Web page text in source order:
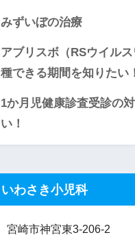
みずいぼの治療
アブリスボ（RSウイル
種できる期間を知りたい！
1か月児健康診査受診の
い！
いわさき小児科
宮崎市神宮東3-206-2